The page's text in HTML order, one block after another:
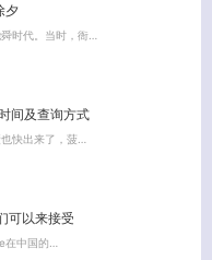
夕
时代。当时，衙…
间及查询方式
快出来了，菠…
可以来接受
中国的…